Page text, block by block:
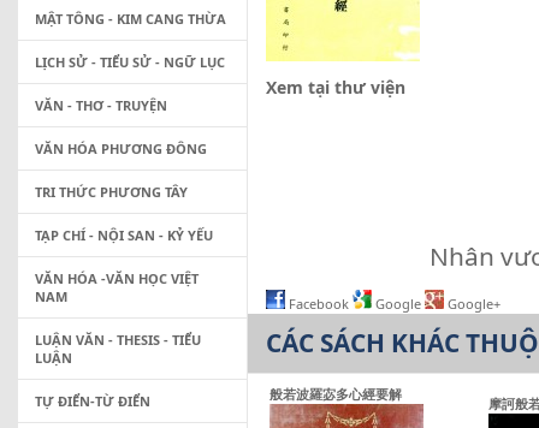
Xem tại thư viện
Nhân
Facebook Google Google+
CÁC SÁCH KHÁC
般若波羅宓多心經要解
摩訶般
MẬT TÔNG - KIM CANG THỪA
LỊCH SỬ - TIỂU SỬ - NGỮ LỤC
VĂN - THƠ - TRUYỆN
VĂN HÓA PHƯƠNG ĐÔNG
TRI THỨC PHƯƠNG TÂY
TẠP CHÍ - NỘI SAN - KỶ YẾU
VĂN HÓA -VĂN HỌC VIỆT
NAM
LUẬN VĂN - THESIS - TIỂU
LUẬN
TỰ ĐIỂN-TỪ ĐIỂN